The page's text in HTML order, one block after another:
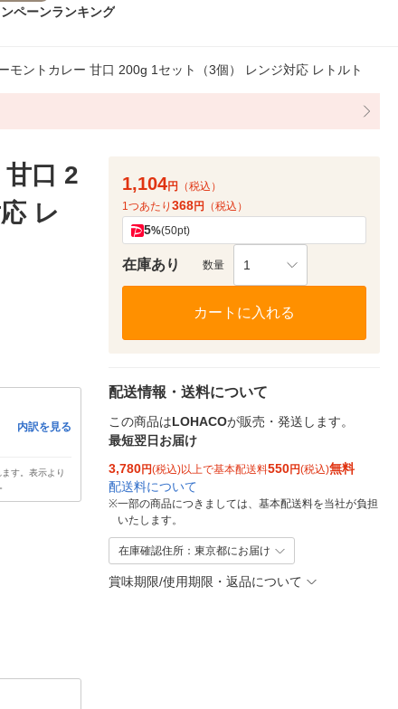
ペーンランキング
モントカレー 甘口 200g 1セット（3個） レンジ対応 レトルト
口 2
レ
内訳を見る
す。表示より
1,104円
（税込）
1つあたり 368円 （税込）
5%(50pt)
在庫あり 数量 1
カートに入れる
配送情報・送料について
この商品はLOHACOが販売・発送します。
最短翌日お届け
3,780円(税込)以上で基本配送料550円(税込)無料
配送料について
※一部の商品につきましては、基本配送料を当社が負担
いたします。
在庫確認住所：東京都にお届け
賞味期限/使用期限・返品について